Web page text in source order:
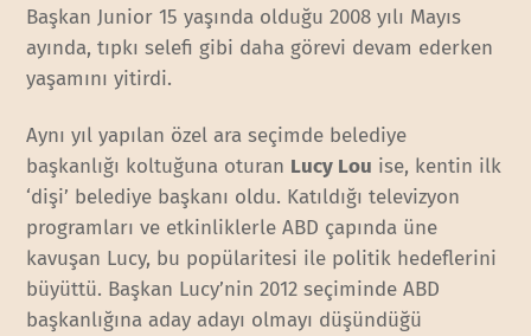
Başkan Junior 15 yaşında olduğu 2008 yılı Mayıs
ayında, tıpkı selefi gibi daha görevi devam ederken
yaşamını yitirdi.
Aynı yıl yapılan özel ara seçimde belediye
başkanlığı koltuğuna oturan Lucy Lou ise, kentin ilk
‘dişi’ belediye başkanı oldu. Katıldığı televizyon
programları ve etkinliklerle ABD çapında üne
kavuşan Lucy, bu popülaritesi ile politik hedeflerini
büyüttü. Başkan Lucy’nin 2012 seçiminde ABD
başkanlığına aday adayı olmayı düşündüğü